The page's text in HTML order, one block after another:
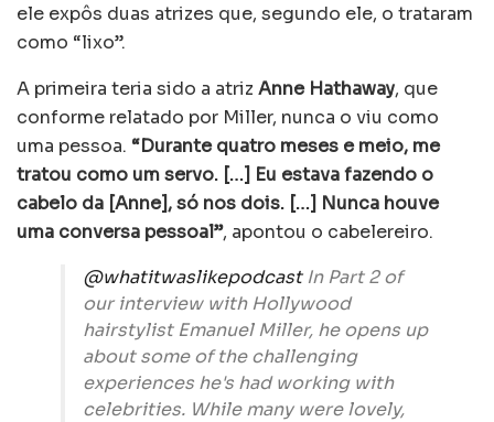
ele expôs duas atrizes que, segundo ele, o trataram
como “lixo”.
A primeira teria sido a atriz Anne Hathaway, que
conforme relatado por Miller, nunca o viu como
uma pessoa. “Durante quatro meses e meio, me
tratou como um servo. […] Eu estava fazendo o
cabelo da [Anne], só nos dois. […] Nunca houve
uma conversa pessoal”, apontou o cabelereiro.
@whatitwaslikepodcastIn Part 2 of
our interview with Hollywood
hairstylist Emanuel Miller, he opens up
about some of the challenging
experiences he's had working with
celebrities. While many were lovely,